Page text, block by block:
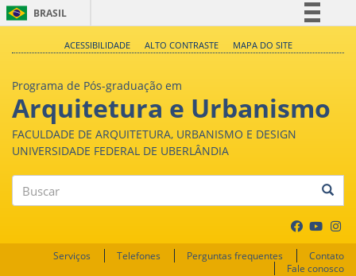
BRASIL
Acesso à informação
Legislação
ACESSIBILIDADE ALTO CONTRASTE MAPA DO SITE
Programa de Pós-graduação em
Arquitetura e Urbanismo
FACULDADE DE ARQUITETURA, URBANISMO E DESIGN
UNIVERSIDADE FEDERAL DE UBERLÂNDIA
Serviços Telefones Perguntas frequentes
Contato
Fale conosco